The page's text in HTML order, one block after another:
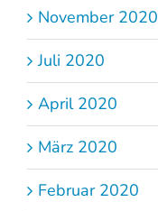
November 2020
Juli 2020
April 2020
März 2020
Februar 2020